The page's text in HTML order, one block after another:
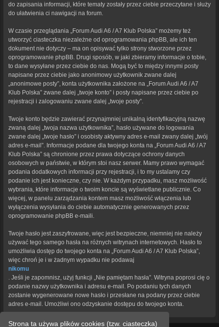
Strona ta używa plików cookies (tzw. ciasteczka)
do zapisania informacji, które tematy zostały przez ciebie przeczytane i służy
do ułatwienia ci nawigacji na forum.
W czasie przeglądania „Forum Audi A6 / A7 Klub Polska” możemy też
utworzyć ciasteczka niezależne od oprogramowania phpBB, ale ich ten
dokument nie dotyczy – ma on opisywać tylko strony stworzone przez
oprogramowanie phpBB. Drugi sposób, w jaki zbieramy informacje o tobie,
to dane wysyłane przez ciebie do nas. Mogą być to między innymi posty
napisane przez ciebie jako anonimowy użytkownik zwane dalej
„anonimowe posty”, konta użytkownika założone na „Forum Audi A6 / A7
Klub Polska” zwane dalej „twoje konto” i posty napisane przez ciebie po
rejestracji i zalogowaniu zwane dalej „twoje posty”.
Twoje konto będzie zawierać przynajmniej unikalną identyfikacyjną nazwę
zwaną dalej „twoja nazwa użytkownika”, hasło używane do logowania
zwane dalej „twoje hasło” i osobisty aktywny adres e-mail zwany dalej „twój
adres e-mail”. Informacje podane dla twojego konta na „Forum Audi A6 / A7
Klub Polska” są chronione przez prawa dotyczące ochrony danych
osobowych w państwie, w którym stoi nasz serwer. Mamy prawo wymagać
podania dodatkowych informacji przy rejestracji, i to my ustalamy czy
podanie ich jest konieczne, czy nie. W każdym przypadku, masz możliwość
wybrania, które informacje o twoim koncie są wyświetlane publicznie. Co
więcej, w panelu zarządzania kontem masz możliwość włączenia lub
wyłączenia wysyłania do ciebie automatycznie generowanych przez
oprogramowanie phpBB e-maili.
Twoje hasło jest zaszyfrowane, więc jest bezpieczne, niemniej nie należy
używać tego samego hasła na różnych witrynach internetowych. Hasło to
umożliwia dostęp do twojego konta na „Forum Audi A6 / A7 Klub Polska”,
więc chroń je i w żadnym wypadku nie podawaj
nikomu
. Jeśli je zapomnisz, użyj funkcji „Nie pamiętam hasła”. Witryna poprosi cię o
podanie nazwy użytkownika i adresu e-mail. Po podaniu tych danych
zostanie wygenerowane nowe hasło i przesłane na podany przez ciebie
adres e-mail. Umożliwi ono odzyskanie dostępu do twojego konta.